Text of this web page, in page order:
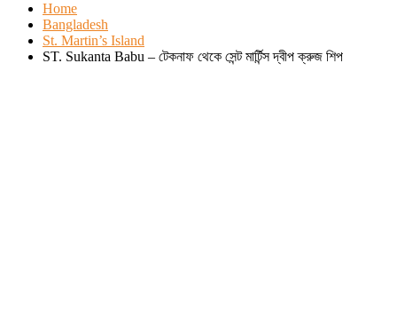
Home
Bangladesh
St. Martin’s Island
ST. Sukanta Babu – টেকনাফ থেকে সেন্ট মার্টিন্স দ্বীপ ক্রুজ শিপ